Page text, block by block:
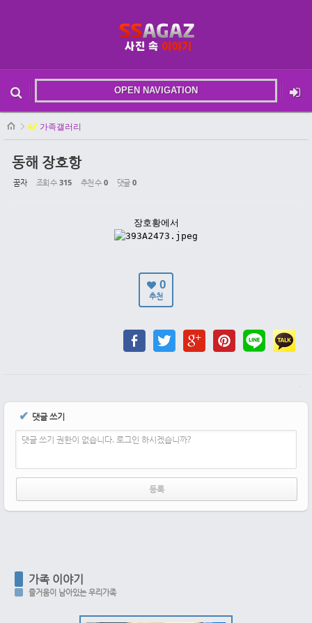
메뉴 건너뛰기
OPEN NAVIGATION
본문시작
싸' 가족갤러리
동해 장호항
꿈자 조회 수 315 추천 수 0 댓글 0
장호황에서
0
추천
✔ 댓글 쓰기
댓글 쓰기 권한이 없습니다. 로그인 하시겠습니까?
가족 이야기
즐거움이 남아있는 우리가족
Sketchbook5, 스케치북5
Sketchbook5, 스케치북5